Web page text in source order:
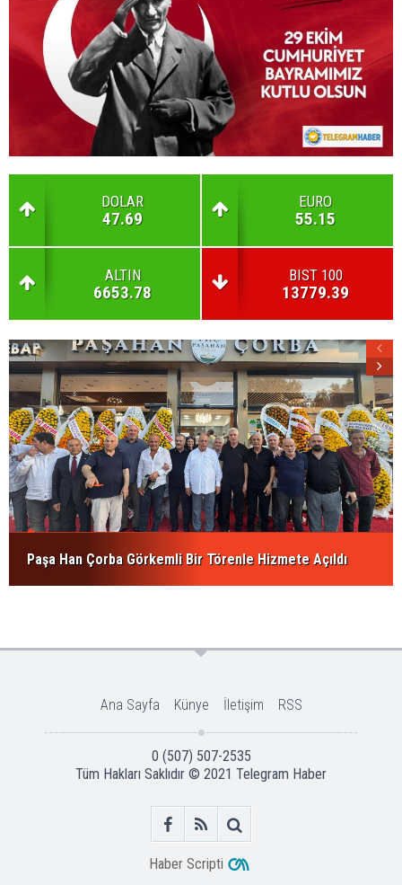
DOLAR
47.69
EURO
55.15
ALTIN
6653.78
BIST 100
13779.39
Paşa Han Çorba Görkemli Bir Törenle Hizmete Açıldı
Ana Sayfa Künye İletişim RSS
0 (507) 507-2535
Tüm Hakları Saklıdır © 2021 Telegram Haber
Haber Scripti